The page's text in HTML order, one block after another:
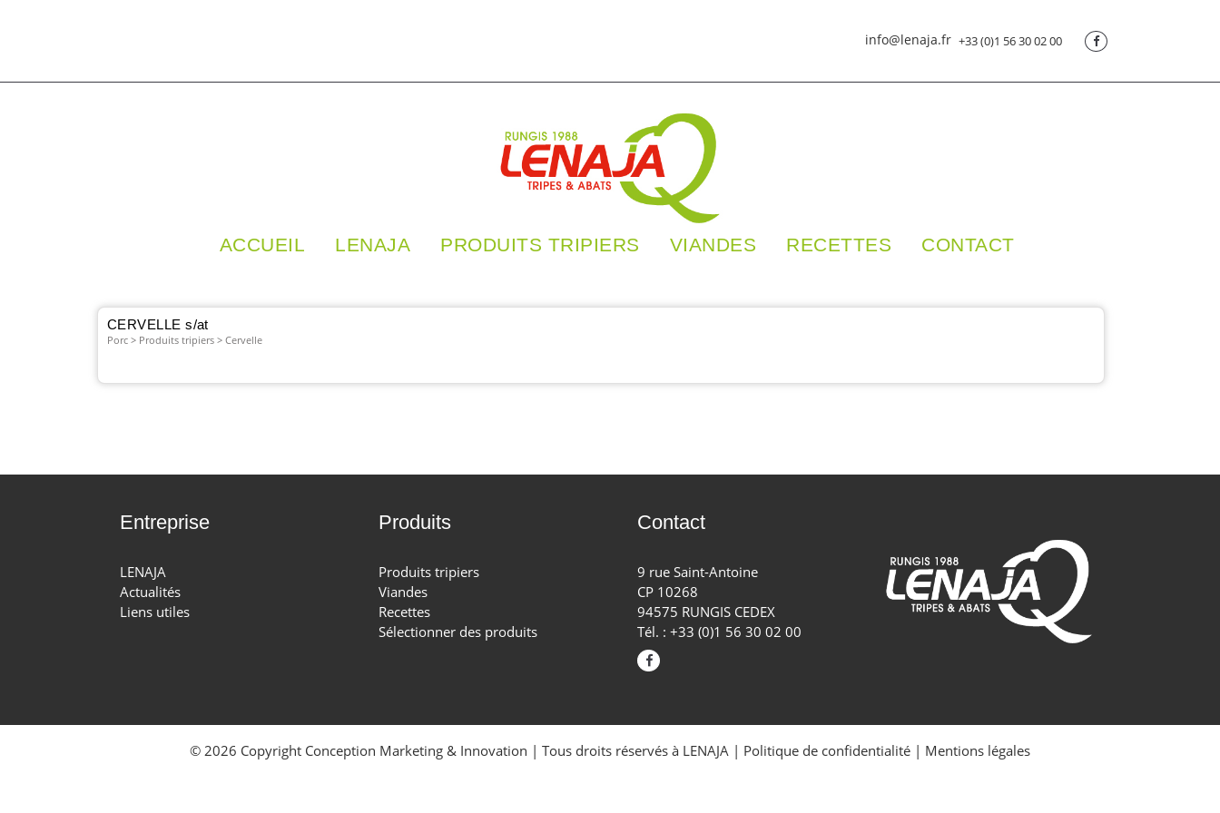
info@lenaja.fr +33 (0)1 56 30 02 00
ACCUEIL LENAJA PRODUITS TRIPIERS VIANDES RECETTES CONTACT
CERVELLE s/at
Porc > Produits tripiers > Cervelle
Entreprise
LENAJA
Actualités
Liens utiles
Produits
Produits tripiers
Viandes
Recettes
Sélectionner des produits
Contact
9 rue Saint-Antoine
CP 10268
94575 RUNGIS CEDEX
Tél. : +33 (0)1 56 30 02 00
© 2026 Copyright Conception Marketing & Innovation | Tous droits réservés à LENAJA | Politique de confidentialité | Mentions légales